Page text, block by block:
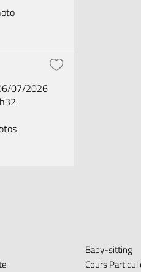
07/2026
Baby-sitting
Cours